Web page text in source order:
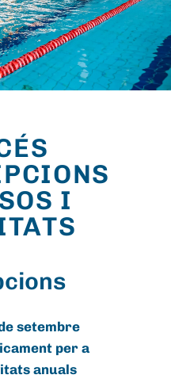
I
setembre
per a
anuals